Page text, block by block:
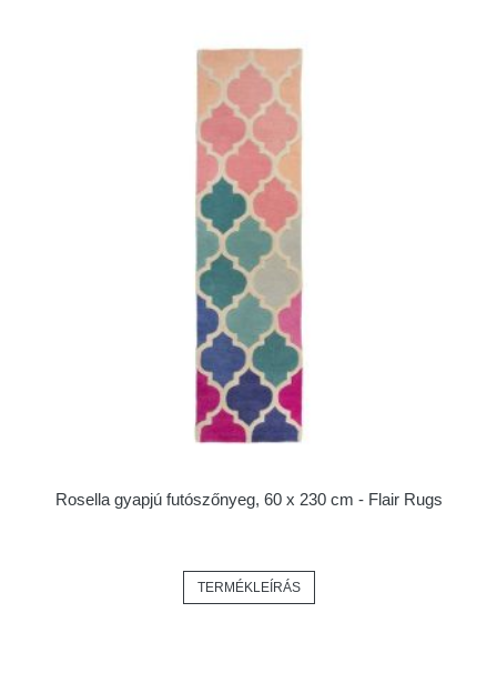
Rosella gyapjú futószőnyeg, 60 x 230 cm - Flair Rugs
TERMÉKLEÍRÁS